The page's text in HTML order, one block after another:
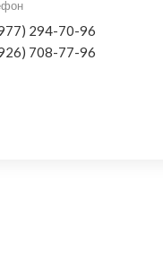
294-70-96
708-77-96